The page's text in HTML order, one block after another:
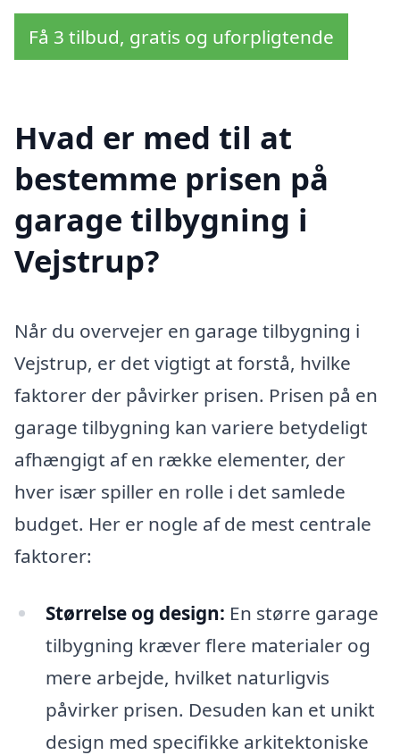
Få 3 tilbud, gratis og uforpligtende
Hvad er med til at
bestemme prisen på
garage tilbygning i
Vejstrup?
Når du overvejer en garage tilbygning i
Vejstrup, er det vigtigt at forstå, hvilke
faktorer der påvirker prisen. Prisen på en
garage tilbygning kan variere betydeligt
afhængigt af en række elementer, der
hver især spiller en rolle i det samlede
budget. Her er nogle af de mest centrale
faktorer:
Størrelse og design: En større garage
tilbygning kræver flere materialer og
mere arbejde, hvilket naturligvis
påvirker prisen. Desuden kan et unikt
design med specifikke arkitektoniske